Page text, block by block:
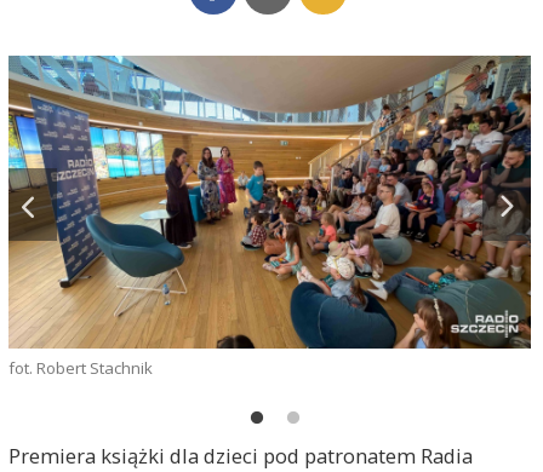
fot. Robert Stachnik
Premiera książki dla dzieci pod patronatem Radia